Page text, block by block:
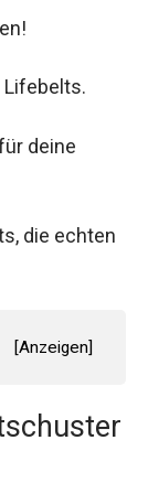
deine
die echten
[Anzeigen]